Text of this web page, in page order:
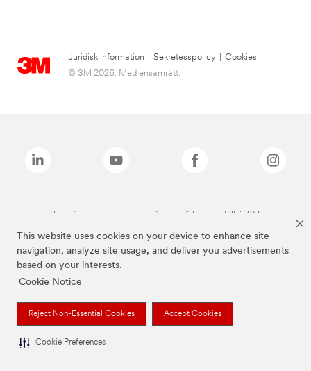
This website uses cookies on your device to enhance site
navigation, analyze site usage, and deliver you advertisements
based on your interests.
Cookie Notice
Reject Non-Essential Cookies Accept Cookies
Cookie Preferences
Juridisk information Sekretesspolicy
Cookies
© 3M 2026. Med ensamrätt.
Varumärken som anges ovan är varumärken som tillhör 3M.